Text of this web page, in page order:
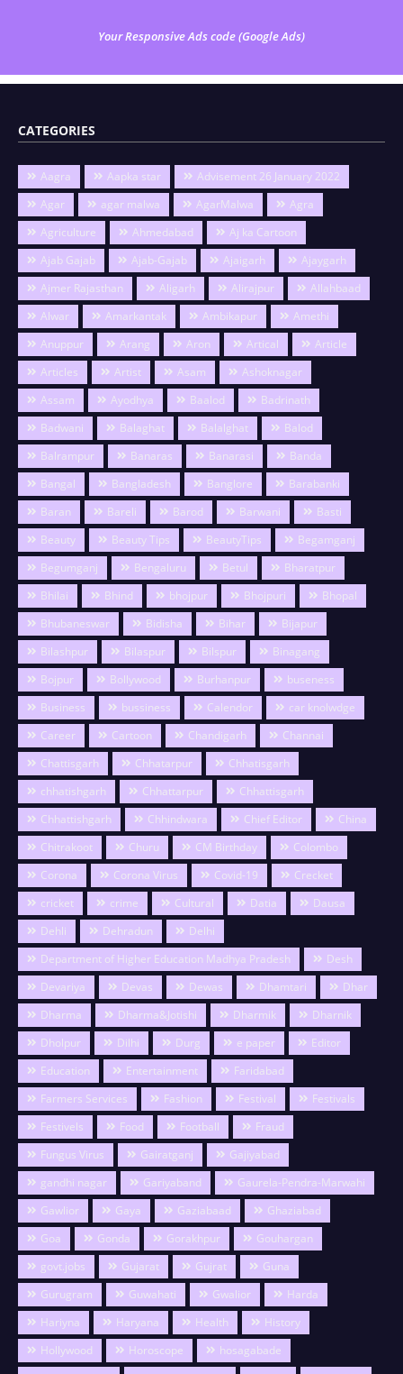
Your Responsive Ads code (Google Ads)
CATEGORIES
Aagra Aapka star
Advisement 26 January 2022
Agar
agar malwa AgarMalwa
Agra
Agriculture
Ahmedabad
Aj ka Cartoon
Ajab Gajab
Ajab-Gajab Ajaigarh
Ajaygarh
Ajmer Rajasthan
Aligarh Alirajpur
Allahbaad
Alwar
Amarkantak Ambikapur
Amethi
Anuppur
Arang Aron Artical
Article
Articles
Artist Asam
Ashoknagar
Assam
Ayodhya Baalod
Badrinath
Badwani
Balaghat Balalghat
Balod
Balrampur
Banaras Banarasi
Banda
Bangal
Bangladesh Banglore
Barabanki
Baran
Bareli Barod Barwani
Basti
Beauty
Beauty Tips BeautyTips
Begamganj
Begumganj
Bengaluru Betul
Bharatpur
Bhilai
Bhind bhojpur Bhojpuri
Bhopal
Bhubaneswar
Bidisha Bihar
Bijapur
Bilashpur
Bilaspur Bilspur
Binagang
Bojpur
Bollywood Burhanpur
buseness
Business
bussiness Calendor
car knolwdge
Career
Cartoon Chandigarh
Channai
Chattisgarh
Chhatarpur
Chhatisgarh
chhatishgarh
Chhattarpur
Chhattisgarh
Chhattishgarh
Chhindwara Chief Editor
China
Chitrakoot
Churu CM Birthday
Colombo
Corona
Corona Virus Covid-19
Crecket
cricket
crime Cultural Datia
Dausa
Dehli
Dehradun
Delhi
Department of Higher Education Madhya Pradesh
Desh
Devariya
Devas Dewas Dhamtari
Dhar
Dharma
Dharma&Jotishi Dharmik
Dharnik
Dholpur
Dilhi Durg e paper
Editor
Education
Entertainment
Faridabad
Farmers Services
Fashion Festival
Festivals
Festivels
Food Football
Fraud
Fungus Virus
Gairatganj
Gajiyabad
gandhi nagar
Gariyaband
Gaurela-Pendra-Marwahi
Gawlior
Gaya Gaziabaad
Ghaziabad
Goa
Gonda Gorakhpur
Gouhargan
govt.jobs
Gujarat Gujrat
Guna
Gurugram
Guwahati Gwalior
Harda
Hariyna
Haryana Health
History
Hollywood
Horoscope
hosagabade